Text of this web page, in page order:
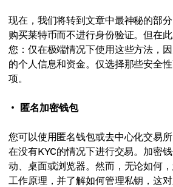
现在，我们将转到文章中最神秘的部
购买莱特币而不进行身份验证。但在
您：仅在极端情况下使用这些方法，
的个人信息和资金。仅选择那些安全
项。
匿名加密钱包
您可以使用匿名钱包或去中心化交易
在没有KYC的情况下进行交易。加密
动、桌面或浏览器。然而，无论如何
工作原理，并了解如何管理私钥，这